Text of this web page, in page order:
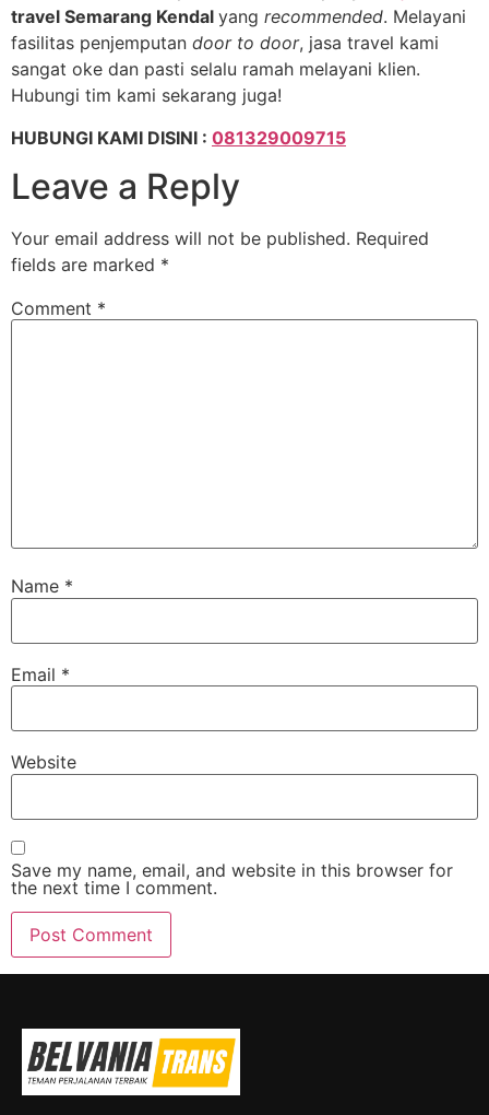
travel Semarang Kendal yang recommended. Melayani
fasilitas penjemputan door to door, jasa travel kami
sangat oke dan pasti selalu ramah melayani klien.
Hubungi tim kami sekarang juga!
HUBUNGI KAMI DISINI : 081329009715
Leave a Reply
Your email address will not be published. Required
fields are marked *
Comment *
Name *
Email *
Website
Save my name, email, and website in this browser for
the next time I comment.